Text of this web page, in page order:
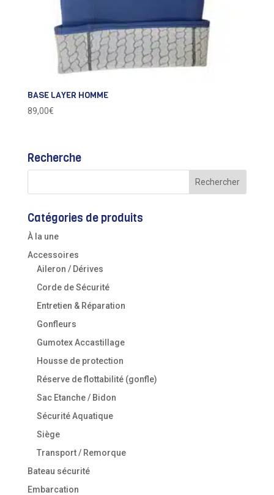
BASE LAYER HOMME
89,00€
Recherche
Catégories de produits
À la une
Accessoires
Aileron / Dérives
Corde de Sécurité
Entretien & Réparation
Gonfleurs
Gumotex Accastillage
Housse de protection
Réserve de flottabilité (gonfle)
Sac Etanche / Bidon
Sécurité Aquatique
Siège
Transport / Remorque
Bateau sécurité
Embarcation